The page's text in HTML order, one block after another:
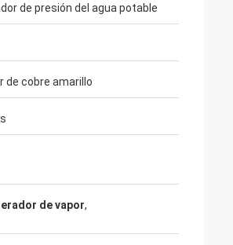
de presión del agua potable
de cobre amarillo
de vapor,